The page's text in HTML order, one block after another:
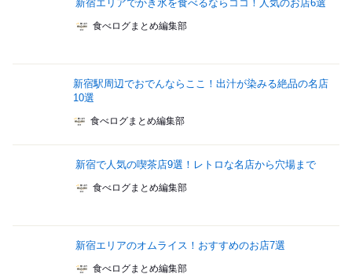
新宿エリアでかき氷を食べるならココ！人気のお店6選
食べログまとめ編集部
新宿駅周辺でおでんならここ！出汁が染みる絶品の名店
10選
食べログまとめ編集部
新宿で人気の喫茶店9選！レトロな名店から穴場まで
食べログまとめ編集部
新宿エリアのオムライス！おすすめのお店7選
食べログまとめ編集部